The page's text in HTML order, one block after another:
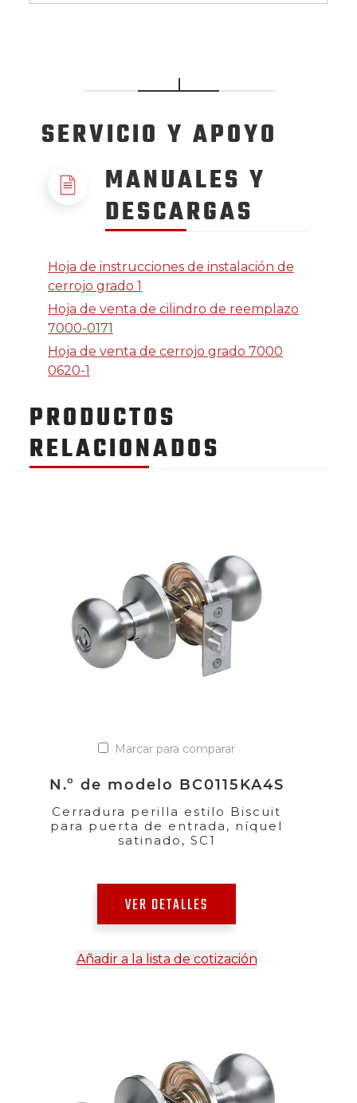
SERVICIO Y APOYO
MANUALES Y
DESCARGAS
Hoja de instrucciones de instalación de
cerrojo grado 1
Hoja de venta de cilindro de reemplazo
7000-0171
Hoja de venta de cerrojo grado 7000
0620-1
PRODUCTOS
RELACIONADOS
Marcar para comparar
N.º de modelo BC0115KA4S
Cerradura perilla estilo Biscuit
para puerta de entrada, níquel
satinado, SC1
VER DETALLES
Añadir a la lista de cotización